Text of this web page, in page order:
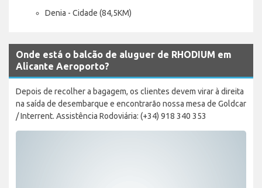
Denia - Cidade (84,5KM)
Onde está o balcão de aluguer de RHODIUM em
Alicante Aeroporto?
Depois de recolher a bagagem, os clientes devem virar à direita
na saída de desembarque e encontrarão nossa mesa de Goldcar
/ Interrent. Assistência Rodoviária: (+34) 918 340 353